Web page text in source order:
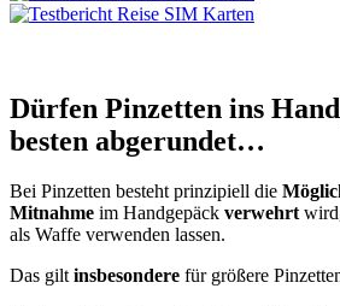
Dürfen Pinzetten ins
besten abgerundet…
Bei Pinzetten besteht prinzipiell die
Mitnahme im Handgepäck verwehrt
als Waffe verwenden lassen.
Das giltinsbesondere für größere